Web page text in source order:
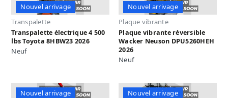
Nouvel arrivage
Transpalette
Transpalette électrique 4 500
lbs Toyota 8HBW23 2026
Neuf
Nouvel arrivage
Plaque vibrante
Plaque vibrante réversible
Wacker Neuson DPU5260HEH
2026
Neuf
Nouvel arrivage
Nouvel arrivage